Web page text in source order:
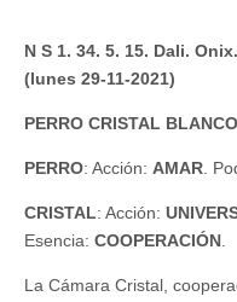
N S 1. 34. 5. 15. Dali.
(lunes 29-11-2021)
PERRO CRISTAL
PERRO: Acción: AMAR.
CRISTAL: Acción:
Esencia: COOPERACIÓN.
La Cámara Cristal,